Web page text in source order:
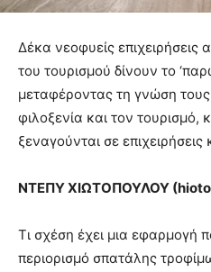
Δέκα νεοφυείς
του τουρισμού δίνουν το
μεταφέροντας τη γνώση τους
φιλοξενία και τον τουρισμό,
ξεναγούνται σε
ΝΤΕΠΥ ΧΙΩΤΟΠΟΥΛΟΥ (
Τι σχέση έχει μια εφαρμογή
περιορισμό σπατάλης